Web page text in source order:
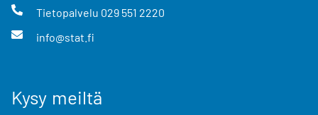
Tietopalvelu 029 551 2220
info@stat.fi
Kysy meiltä